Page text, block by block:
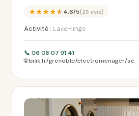
★★★★★4.6/5(29 avis)
Activité : Lave-linge
📞 06 08 07 91 41
🌐 bilik.fr/grenoble/electromenager/se